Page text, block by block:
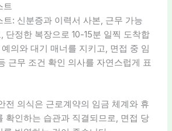
트
트: 신분증과 이력서 사본, 근무 가능
단정한 복장으로 10-15분 일찍 도착합
의와 대기 매너를 지키고, 면접 중 임
근무 조건 확인 의사를 자연스럽게 표
전 의식은 근로계약의 임금 체계와 휴
확인하는 습관과 직결되므로, 면접 당